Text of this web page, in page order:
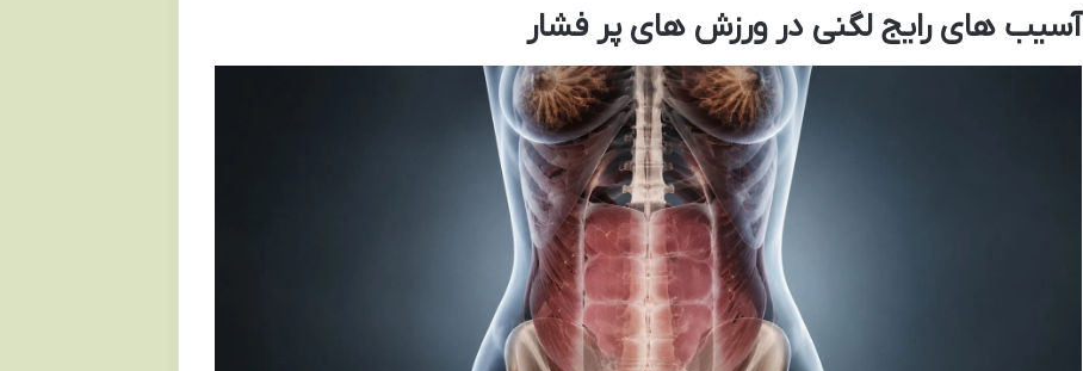
آسیب های رایج لگنی در ورزش های پر فشار